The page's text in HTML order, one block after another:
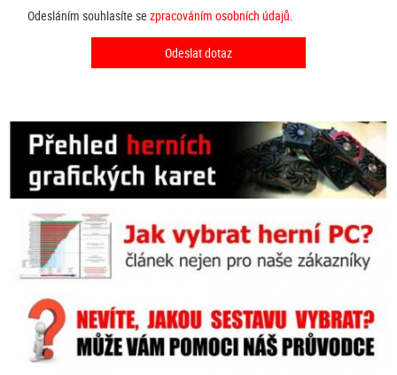
Odesláním souhlasíte sezpracováním osobních údajů.